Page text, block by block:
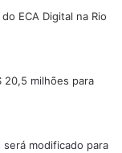
ECA Digital na Rio
20,5 milhões para
modificado para